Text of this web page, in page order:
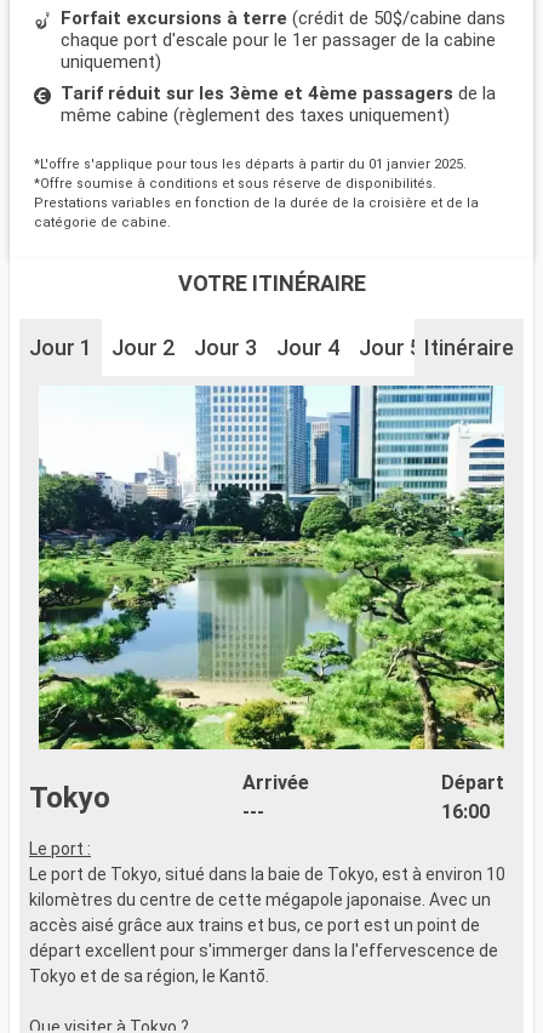
Forfait excursions à terre (crédit de 50$/cabine dans
chaque port d'escale pour le 1er passager de la cabine
uniquement)
Tarif réduit sur les 3ème et 4ème passagers de la
même cabine (règlement des taxes uniquement)
*L'offre s'applique pour tous les départs à partir du 01 janvier 2025.
*Offre soumise à conditions et sous réserve de disponibilités.
Prestations variables en fonction de la durée de la croisière et de la
catégorie de cabine.
VOTRE ITINÉRAIRE
Jour 1 Jour 2 Jour 3 Jour 4 Jour 5 Jour 6
Itinéraire
Tokyo
Arrivée
---
Départ
16:00
Le port :
Le port de Tokyo, situé dans la baie de Tokyo, est à environ 10
kilomètres du centre de cette mégapole japonaise. Avec un
accès aisé grâce aux trains et bus, ce port est un point de
départ excellent pour s'immerger dans la l'effervescence de
Tokyo et de sa région, le Kantō.
Que visiter à Tokyo ?